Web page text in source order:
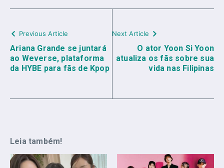
Previous Article
Ariana Grande se juntará
ao Weverse, plataforma
da HYBE para fãs de Kpop
Next Article
O ator Yoon Si Yoon
atualiza os fãs sobre sua
vida nas Filipinas
Leia também!